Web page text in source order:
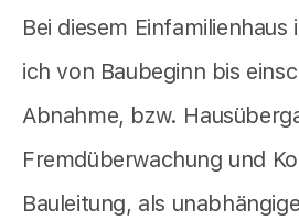
Bei diesem
ich von Baubeginn bis
Abnahme, bzw.
Fremdüberwachung und
Bauleitung, als